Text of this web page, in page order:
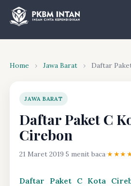
Home › Jawa Barat › Daftar
JAWA BARAT
Daftar Paket C
Cirebon
21 Maret 2019·5 menit baca·
Daftar Paket C Kota